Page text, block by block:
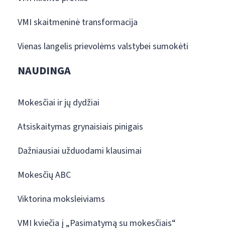
VMI skaitmeninė transformacija
Vienas langelis prievolėms valstybei sumokėti
NAUDINGA
Mokesčiai ir jų dydžiai
Atsiskaitymas grynaisiais pinigais
Dažniausiai užduodami klausimai
Mokesčių ABC
Viktorina moksleiviams
VMI kviečia į „Pasimatymą su mokesčiais“